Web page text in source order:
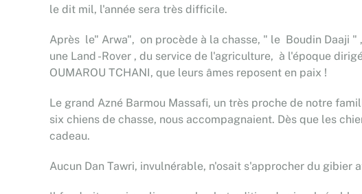
le dit mil, l'année sera très difficile.
Après le" Arwa", on procède à la chasse, " le Boudin Daaji
une Land -Rover , du service de l'agriculture, à l'époque
OUMAROU TCHANI, que leurs âmes reposent en paix !
Le grand Azné Barmou Massafi, un très proche de notre
six chiens de chasse, nous accompagnaient. Dès que les
cadeau.
Aucun Dan Tawri, invulnérable, n'osait s'approcher du